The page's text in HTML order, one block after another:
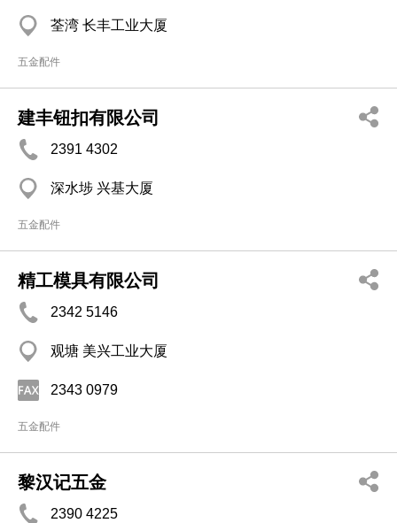
荃湾 长丰工业大厦
五金配件
建丰钮扣有限公司
2391 4302
深水埗 兴基大厦
五金配件
精工模具有限公司
2342 5146
观塘 美兴工业大厦
2343 0979
五金配件
黎汉记五金
2390 4225